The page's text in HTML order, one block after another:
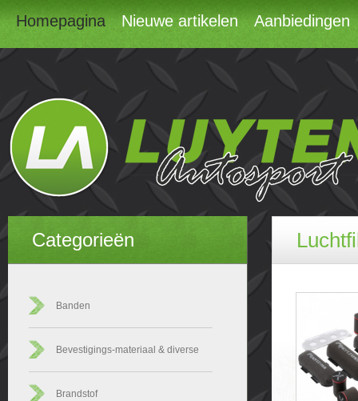
Homepagina Nieuwe artikelen Aanbiedingen
Categorieën
Banden
Bevestigings-materiaal & diverse
Brandstof